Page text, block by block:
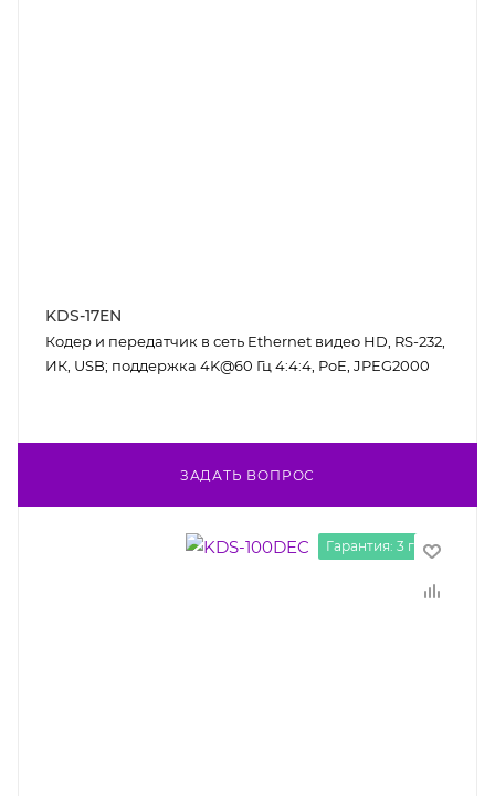
KDS-17EN
Кодер и передатчик в сеть Ethernet видео HD, RS-232,
ИК, USB; поддержка 4K@60 Гц 4:4:4, PoE, JPEG2000
ЗАДАТЬ ВОПРОС
Гарантия: 3 года